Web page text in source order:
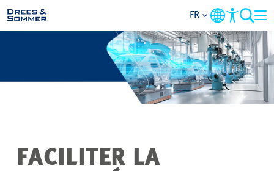
DOMAINES
SERVICES
DURABILITÉ
FR
FACILITER LA